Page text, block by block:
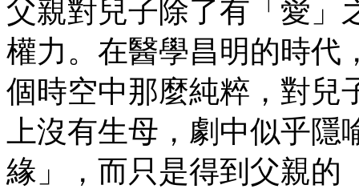
父親對兒子除了有「愛」
權力。在醫學昌明的時代
個時空中那麼純粹，對兒
上沒有生母，劇中似乎
緣」，而只是得到父親的